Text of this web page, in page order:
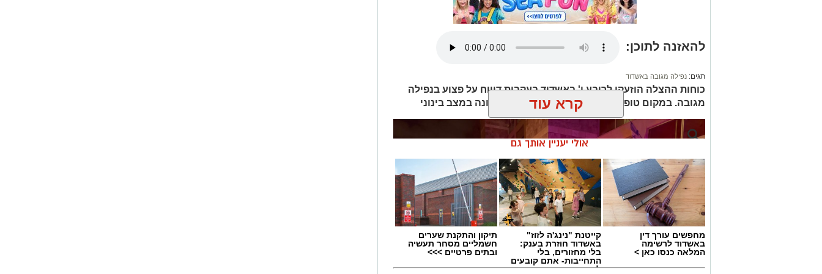
להאזנה לתוכן:
תגים: נפילה מגובה באשדוד
כוחות ההצלה הוזעקו לרובע ו' באשדוד בעקבות דיווח על פצוע בנפילה
מגובה. במקום טופל בן 40 שנפל מגובה 2 קומות. פונה במצב בינוני
קרא עוד
אולי יעניין אותך גם
מחפשים עורך דין
באשדוד לרשימה
המלאה כנסו כאן >
קייטנת "נינג'ה לזוז"
באשדוד חוזרת בענק:
בלי מחזורים, בלי
התחייבות- אתם קובעים
לכמה ואיזה ימים
תיקון והתקנת שערים
חשמליים מסחר תעשיה
ובתים פרטיים >>>